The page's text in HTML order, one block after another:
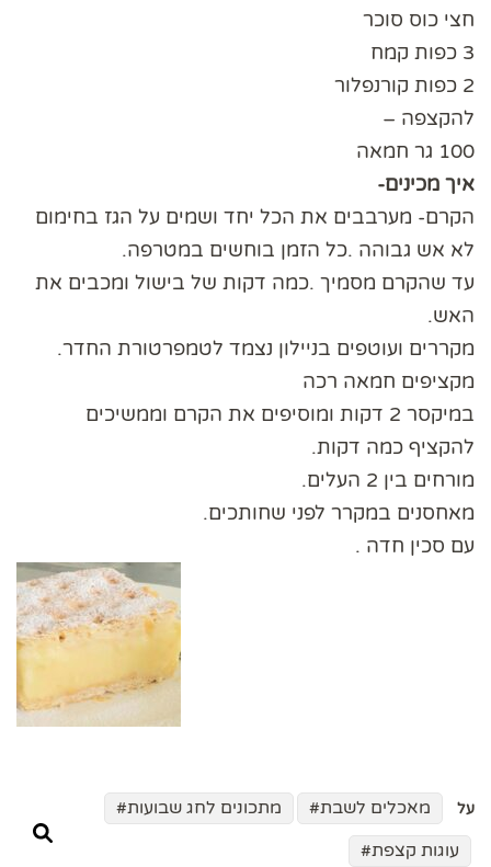
חצי כוס סוכר
3 כפות קמח
2 כפות קורנפלור
להקצפה –
100 גר חמאה
איך מכינים-
הקרם- מערבבים את הכל יחד ושמים על הגז בחימום
לא אש גבוהה .כל הזמן בוחשים במטרפה.
עד שהקרם מסמיך .כמה דקות של בישול ומכבים את
האש.
מקררים ועוטפים בניילון נצמד לטמפרטורת החדר.
מקציפים חמאה רכה
במיקסר 2 דקות ומוסיפים את הקרם וממשיכים
להקציף כמה דקות.
מורחים בין 2 העלים.
מאחסנים במקרר לפני שחותכים.
עם סכין חדה .
על מאכלים לשבת
מתכונים לחג שבועות
עוגות קצפת